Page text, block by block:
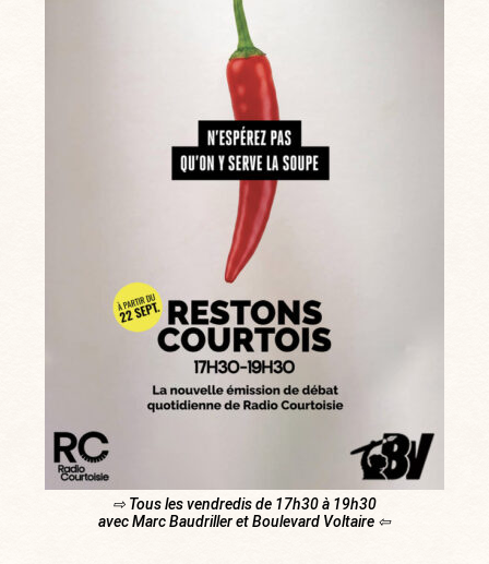
⇨ Tous les vendredis de 17h30 à 19h30
avec Marc Baudriller et Boulevard Voltaire ⇦